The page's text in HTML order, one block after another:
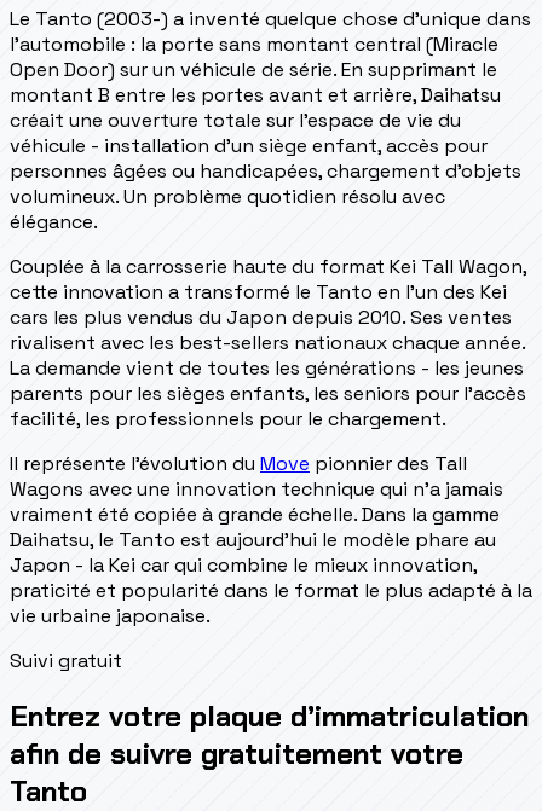
Le Tanto (2003-) a inventé quelque chose d'unique dans
l'automobile : la porte sans montant central (Miracle
Open Door) sur un véhicule de série. En supprimant le
montant B entre les portes avant et arrière, Daihatsu
créait une ouverture totale sur l'espace de vie du
véhicule - installation d'un siège enfant, accès pour
personnes âgées ou handicapées, chargement d'objets
volumineux. Un problème quotidien résolu avec
élégance.
Couplée à la carrosserie haute du format Kei Tall Wagon,
cette innovation a transformé le Tanto en l'un des Kei
cars les plus vendus du Japon depuis 2010. Ses ventes
rivalisent avec les best-sellers nationaux chaque année.
La demande vient de toutes les générations - les jeunes
parents pour les sièges enfants, les seniors pour l'accès
facilité, les professionnels pour le chargement.
Il représente l'évolution du Move pionnier des Tall
Wagons avec une innovation technique qui n'a jamais
vraiment été copiée à grande échelle. Dans la gamme
Daihatsu, le Tanto est aujourd'hui le modèle phare au
Japon - la Kei car qui combine le mieux innovation,
praticité et popularité dans le format le plus adapté à la
vie urbaine japonaise.
Suivi gratuit
Entrez votre plaque d’immatriculation
afin de suivre gratuitement votre
Tanto